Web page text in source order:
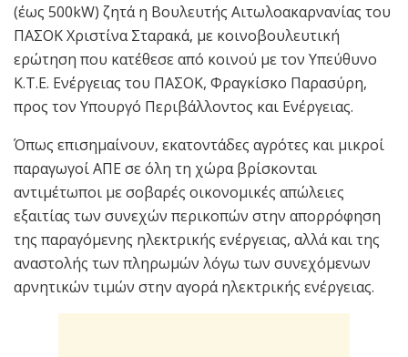
(έως 500kW) ζητά η Βουλευτής Αιτωλοακαρνανίας του
ΠΑΣΟΚ Χριστίνα Σταρακά, με κοινοβουλευτική
ερώτηση που κατέθεσε από κοινού με τον Υπεύθυνο
Κ.Τ.Ε. Ενέργειας του ΠΑΣΟΚ, Φραγκίσκο Παρασύρη,
προς τον Υπουργό Περιβάλλοντος και Ενέργειας.
Όπως επισημαίνουν, εκατοντάδες αγρότες και μικροί
παραγωγοί ΑΠΕ σε όλη τη χώρα βρίσκονται
αντιμέτωποι με σοβαρές οικονομικές απώλειες
εξαιτίας των συνεχών περικοπών στην απορρόφηση
της παραγόμενης ηλεκτρικής ενέργειας, αλλά και της
αναστολής των πληρωμών λόγω των συνεχόμενων
αρνητικών τιμών στην αγορά ηλεκτρικής ενέργειας.